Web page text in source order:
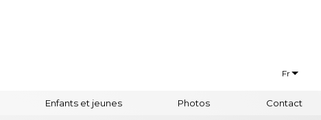
Fr
Enfants et jeunes Photos Contact